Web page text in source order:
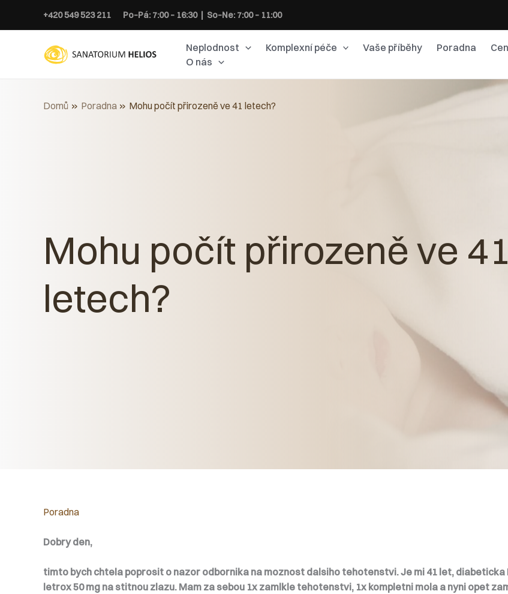
+420 549 523 211 Po–Pá: 7:00 – 16:30 | So–Ne: 7:00 – 11:00
Neplodnost Komplexní péče Vaše příběhy Poradna
O nás
Mohu počít přirozeně ve 41
letech?
Domů Poradna Mohu počít přirozeně ve 41 letech?
Poradna
Dobry den,
timto bych chtela poprosit o nazor odbornika na moznost dalsiho tehotenstvi. Je mi 41 let,
letrox 50 mg na stitnou zlazu. Mam za sebou 1x zamlkle tehotenstvi, 1x kompletni mola a nyni opet